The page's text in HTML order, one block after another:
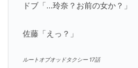
ドブ「…玲奈？お前の女か？」
佐藤「えっ？」
ルートオブオッドタクシー 17話